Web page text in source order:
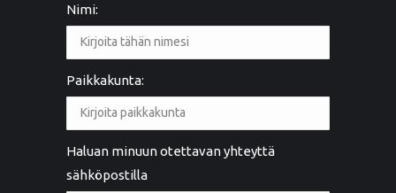
Nimi:
Paikkakunta:
Haluan minuun otettavan yhteyttä
sähköpostilla